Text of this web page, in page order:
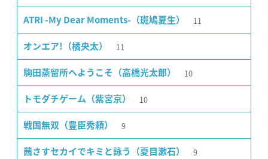
ATRI -My Dear Moments-（斑鳩夏生） 11
オンエア!（橘央太） 11
駒田蒸留所へようこそ（高橋光太郎） 10
トモダチゲーム（紫宮京） 10
戦国無双（豊臣秀頼） 9
茜さすセカイでキミと詠う（夏目漱石） 9